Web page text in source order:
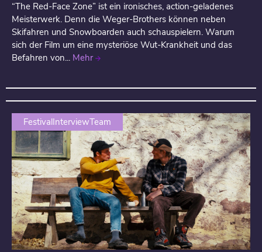
“The Red-Face Zone” ist ein ironisches, action-geladenes
Meisterwerk. Denn die Weger-Brothers können neben
Skifahren und Snowboarden auch schauspielern. Warum
sich der Film um eine mysteriöse Wut-Krankheit und das
Befahren von... Mehr
FestivalInterviewTeam